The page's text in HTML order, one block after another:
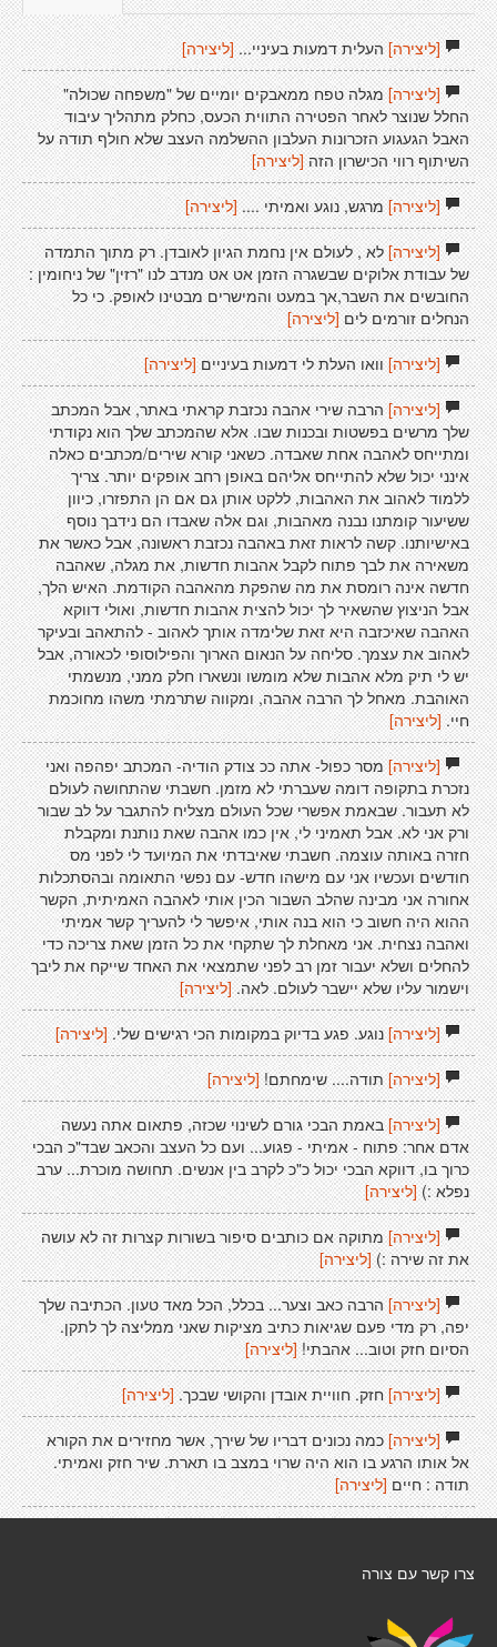
[ליצירה]העלית דמעות בעיניי...[ליצירה]
[ליצירה]מגלה טפח ממאבקים יומיים של "משפחה שכולה"
החלל שנוצר לאחר הפטירה התווית הכעס, כחלק מתהליך עיבוד
האבל הגעגוע הזכרונות העלבון ההשלמה העצב שלא חולף תודה על
השיתוף רווי הכישרון הזה [ליצירה]
[ליצירה]מרגש, נוגע ואמיתי ....[ליצירה]
[ליצירה]לא , לעולם אין נחמת הגיון לאובדן. רק מתוך התמדה
של עבודת אלוקים שבשגרה הזמן אט אט מנדב לנו "רזין" של ניחומין :
החובשים את השבר,אך במעט והמישרים מבטינו לאופק. כי כל
הנחלים זורמים לים [ליצירה]
[ליצירה]וואו העלת לי דמעות בעיניים [ליצירה]
[ליצירה]הרבה שירי אהבה נכזבת קראתי באתר, אבל המכתב
שלך מרשים בפשטות ובכנות שבו. אלא שהמכתב שלך הוא נקודתי
ומתייחס לאהבה אחת שאבדה. כשאני קורא שירים/מכתבים כאלה
אינני יכול שלא להתייחס אליהם באופן רחב אופקים יותר. צריך
ללמוד לאהוב את האהבות, ללקט אותן גם אם הן התפזרו, כיוון
ששיעור קומתנו נבנה מאהבות, וגם אלה שאבדו הם נידבך נוסף
באישיותנו. קשה לראות זאת באהבה נכזבת ראשונה, אבל כאשר את
משאירה את לבך פתוח לקבל אהבות חדשות, את מגלה, שאהבה
חדשה אינה רומסת את מה שהפקת מהאהבה הקודמת. האיש הלך,
אבל הניצוץ שהשאיר לך יכול להצית אהבות חדשות, ואולי דווקא
האהבה שאיכזבה היא זאת שלימדה אותך לאהוב - להתאהב ובעיקר
לאהוב את עצמך. סליחה על הנאום הארוך והפילוסופי לכאורה, אבל
יש לי תיק מלא אהבות שלא מומשו ונשארו חלק ממני, מנשמתי
האוהבת. מאחל לך הרבה אהבה, ומקווה שתרמתי משהו מחוכמת
חיי. [ליצירה]
[ליצירה]מסר כפול- אתה ככ צודק הודיה- המכתב יפהפה ואני
נזכרת בתקופה דומה שעברתי לא מזמן. חשבתי שהתחושה לעולם
לא תעבור. שבאמת אפשרי שכל העולם מצליח להתגבר על לב שבור
ורק אני לא. אבל תאמיני לי, אין כמו אהבה שאת נותנת ומקבלת
חזרה באותה עוצמה. חשבתי שאיבדתי את המיועד לי לפני מס
חודשים ועכשיו אני עם מישהו חדש- עם נפשי התאומה ובהסתכלות
אחורה אני מבינה שהלב השבור הכין אותי לאהבה האמיתית, הקשר
ההוא היה חשוב כי הוא בנה אותי, איפשר לי להעריך קשר אמיתי
ואהבה נצחית. אני מאחלת לך שתקחי את כל הזמן שאת צריכה כדי
להחלים ושלא יעבור זמן רב לפני שתמצאי את האחד שייקח את ליבך
וישמור עליו שלא יישבר לעולם. לאה. [ליצירה]
[ליצירה]נוגע. פגע בדיוק במקומות הכי רגישים שלי.[ליצירה]
[ליצירה]תודה.... שימחתם! [ליצירה]
[ליצירה]באמת הבכי גורם לשינוי שכזה, פתאום אתה נעשה
אדם אחר: פתוח - אמיתי - פגוע... ועם כל העצב והכאב שבד"כ הבכי
כרוך בו, דווקא הבכי יכול כ"כ לקרב בין אנשים. תחושה מוכרת... ערב
נפלא :) [ליצירה]
[ליצירה]מתוקה אם כותבים סיפור בשורות קצרות זה לא עושה
את זה שירה :) [ליצירה]
[ליצירה]הרבה כאב וצער... בכלל, הכל מאד טעון. הכתיבה שלך
יפה, רק מדי פעם שגיאות כתיב מציקות שאני ממליצה לך לתקן.
הסיום חזק וטוב... אהבתי![ליצירה]
[ליצירה]חזק. חוויית אובדן והקושי שבכך. [ליצירה]
[ליצירה]כמה נכונים דבריו של שירך, אשר מחזירים את הקורא
אל אותו הרגע בו הוא היה שרוי במצב בו תארת. שיר חזק ואמיתי.
תודה : חיים[ליצירה]
צרו קשר עם צורה